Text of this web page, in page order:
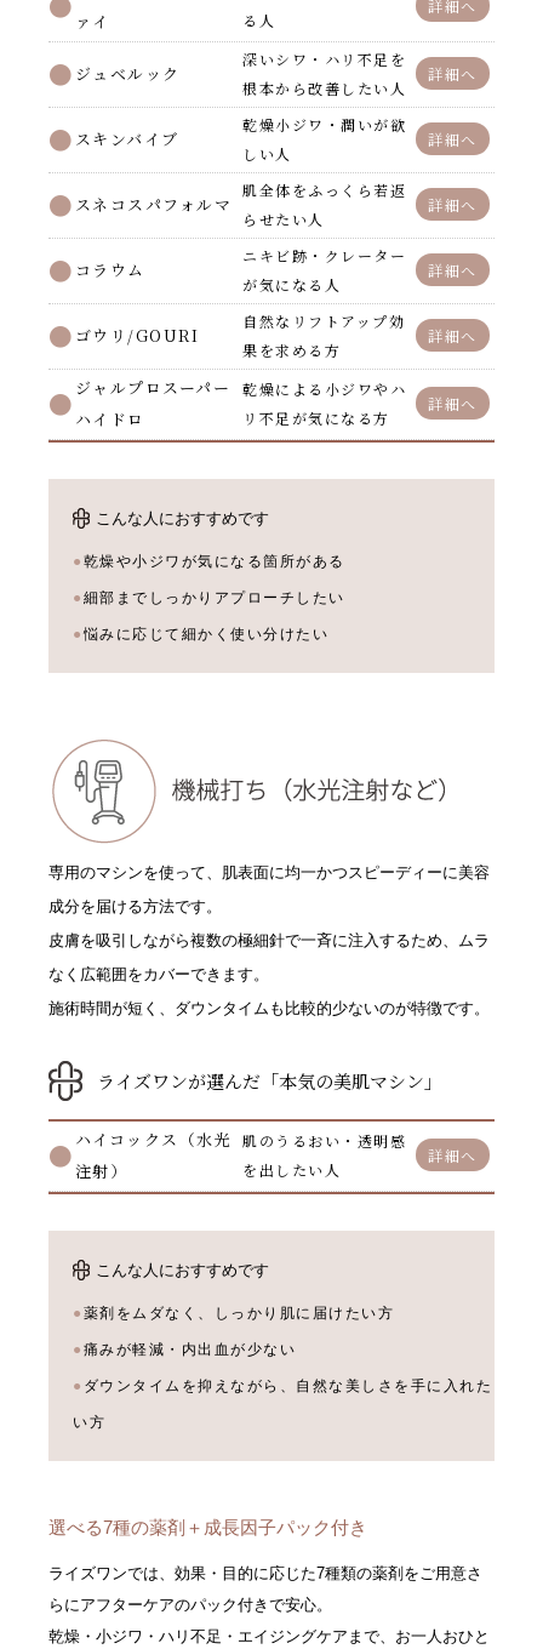
ァイ
る人
詳細へ
ジュベルック
深いシワ・ハリ不足を
根本から改善したい人
詳細へ
スキンバイブ
乾燥小ジワ・潤いが欲
しい人
詳細へ
スネコスパフォルマ
肌全体をふっくら若返
らせたい人
詳細へ
コラウム
ニキビ跡・クレーター
が気になる人
詳細へ
ゴウリ/GOURI
自然なリフトアップ効
果を求める方
詳細へ
ジャルプロスーパー
ハイドロ
乾燥による小ジワやハ
リ不足が気になる方
詳細へ
こんな人におすすめです
乾燥や小ジワが気になる箇所がある
細部までしっかりアプローチしたい
悩みに応じて細かく使い分けたい
専用のマシンを使って、肌表面に均一かつスピーディーに美容
成分を届ける方法です。
皮膚を吸引しながら複数の極細針で一斉に注入するため、ムラ
なく広範囲をカバーできます。
施術時間が短く、ダウンタイムも比較的少ないのが特徴です。
ライズワンが選んだ「本気の美肌マシン」
ハイコックス（水光
注射）
肌のうるおい・透明感
を出したい人
詳細へ
こんな人におすすめです
薬剤をムダなく、しっかり肌に届けたい方
痛みが軽減・内出血が少ない
ダウンタイムを抑えながら、自然な美しさを手に入れた
い方
選べる7種の薬剤＋成長因子パック付き
ライズワンでは、効果・目的に応じた7種類の薬剤をご用意さ
らにアフターケアのパック付きで安心。
乾燥・小ジワ・ハリ不足・エイジングケアまで、お一人おひと